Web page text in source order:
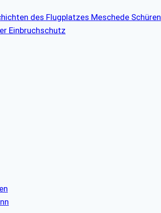
des Flugplatzes Meschede Schüren
Einbruchschutz